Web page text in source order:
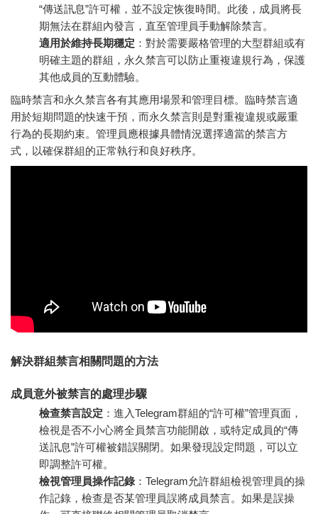
“傳送訊息”許可權，並不設定恢復時間。此後，成員將長
期無法在群組內發言，直至管理員手動解除禁言。
適用於維持長期穩定 ：對於需要嚴格管理的大型群組或有
明確主題的群組，永久禁言可以防止重複違規行為，保護
其他成員的互動體驗。
臨時禁言和永久禁言各有其應用場景和管理目標。臨時禁言適
用於短期問題的快速干預，而永久禁言則是對重複違規或嚴重
行為的長期約束。管理員應根據具體情況選擇適當的禁言方
式，以確保群組的正常執行和良好秩序。
解決群組禁言相關問題的方法
成員意外被禁言的處理步驟
檢查禁言設定 ：進入Telegram群組的“許可權”管理頁面，
檢視是否不小心將全員禁言功能開啟，或特定成員的“傳
送訊息”許可權被錯誤關閉。如果發現設定問題，可以立
即調整許可權。
檢視管理員操作記錄：Telegram允許群組檢視管理員的操
作記錄，檢查是否某管理員誤將成員禁言。如果是誤操